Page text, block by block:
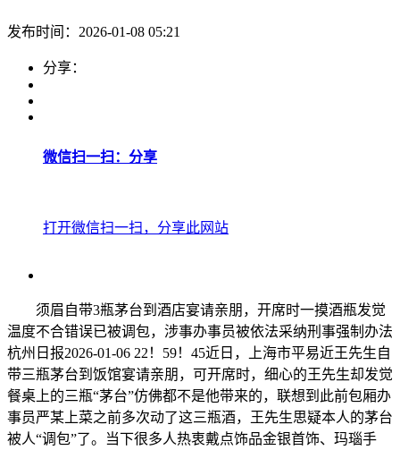
发布时间：2026-01-08 05:21
分享：
微信扫一扫：分享
打开微信扫一扫，分享此网站
须眉自带3瓶茅台到酒店宴请亲朋，开席时一摸酒瓶发觉
温度不合错误已被调包，涉事办事员被依法采纳刑事强制办法
杭州日报2026-01-06 22！59！45近日，上海市平易近王先生自
带三瓶茅台到饭馆宴请亲朋，可开席时，细心的王先生却发觉
餐桌上的三瓶“茅台”仿佛都不是他带来的，联想到此前包厢办
事员严某上菜之前多次动了这三瓶酒，王先生思疑本人的茅台
被人“调包”了。当下很多人热衷戴点饰品金银首饰、玛瑙手